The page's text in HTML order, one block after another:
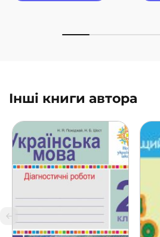
Інші книги автора